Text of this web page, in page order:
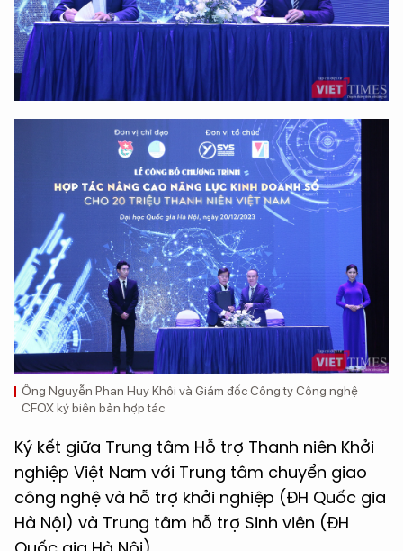
Ông Nguyễn Phan Huy Khôi và Giám đốc Công ty Công nghệ
CFOX ký biên bản hợp tác
Ký kết giữa Trung tâm Hỗ trợ Thanh niên Khởi
nghiệp Việt Nam với Trung tâm chuyển giao
công nghệ và hỗ trợ khởi nghiệp (ĐH Quốc gia
Hà Nội) và Trung tâm hỗ trợ Sinh viên (ĐH